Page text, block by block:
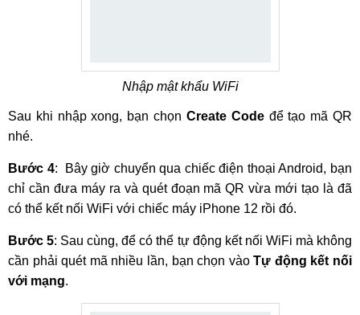
Nhập mật khẩu WiFi
Sau khi nhập xong, bạn chọn Create Codeđể tạo mã QR
nhé.
Bước 4: Bây giờ chuyển qua chiếc điện thoại Android, bạn
chỉ cần đưa máy ra và quét đoạn mã QR vừa mới tạo là đã
có thể kết nối WiFi với chiếc máy iPhone 12 rồi đó.
Bước 5: Sau cùng, để có thể tự động kết nối WiFi mà không
cần phải quét mã nhiều lần, bạn chọn vàoTự động kết nối
với mạng.